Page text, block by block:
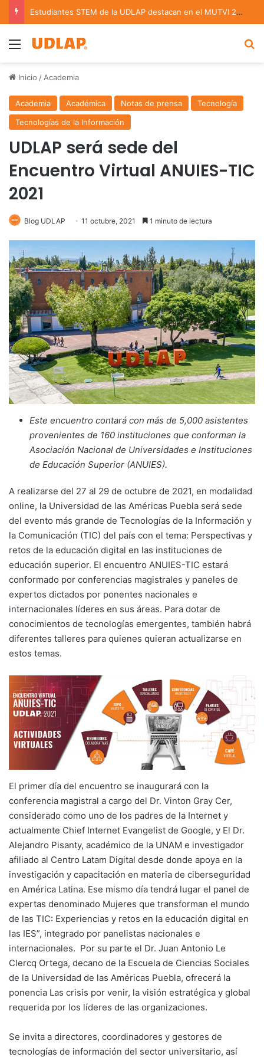
Estudiantes STEM de la UDLAP destacan en el MUTVI 2026
Menu
Inicio / Academia
Academia Académica Notas de prensa
Tecnología
Tecnologías de la Información
UDLAP será sede del
Encuentro Virtual ANUIES-TIC
2021
Blog UDLAP 11 octubre, 2021 1 minuto de lectura
Este encuentro contará con más de 5,000 asistentes
provenientes de 160 instituciones que conforman la
Asociación Nacional de Universidades e Instituciones
de Educación Superior (ANUIES).
A realizarse del 27 al 29 de octubre de 2021, en modalidad
online, la Universidad de las Américas Puebla será sede
del evento más grande de Tecnologías de la Información y
la Comunicación (TIC) del país con el tema: Perspectivas y
retos de la educación digital en las instituciones de
educación superior. El encuentro ANUIES-TIC estará
conformado por conferencias magistrales y paneles de
expertos dictados por ponentes nacionales e
internacionales líderes en sus áreas. Para dotar de
conocimientos de tecnologías emergentes, también habrá
diferentes talleres para quienes quieran actualizarse en
estos temas.
El primer día del encuentro se inaugurará con la
conferencia magistral a cargo del Dr. Vinton Gray Cer,
considerado como uno de los padres de la Internet y
actualmente Chief Internet Evangelist de Google, y El Dr.
Alejandro Pisanty, académico de la UNAM e investigador
afiliado al Centro Latam Digital desde donde apoya en la
investigación y capacitación en materia de ciberseguridad
en América Latina. Ese mismo día tendrá lugar el panel de
expertas denominado Mujeres que transforman el mundo
de las TIC: Experiencias y retos en la educación digital en
las IES”, integrado por panelistas nacionales e
internacionales. Por su parte el Dr. Juan Antonio Le
Clercq Ortega, decano de la Escuela de Ciencias Sociales
de la Universidad de las Américas Puebla, ofrecerá la
ponencia Las crisis por venir, la visión estratégica y global
requerida por los líderes de las organizaciones.
Se invita a directores, coordinadores y gestores de
tecnologías de información del sector universitario, así